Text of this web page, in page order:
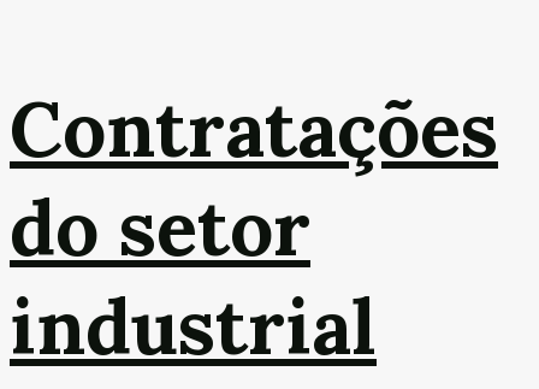
Contratações
do setor
industrial